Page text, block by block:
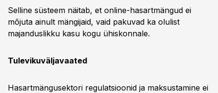
Selline süsteem näitab, et online-hasartmängud ei
mõjuta ainult mängijaid, vaid pakuvad ka olulist
majanduslikku kasu kogu ühiskonnale.
Tulevikuväljavaated
Hasartmängusektori regulatsioonid ja maksustamine ei